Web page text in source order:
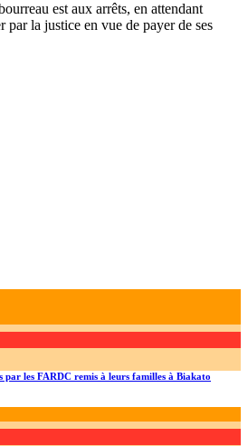
est aux arrêts, en attendant
par la justice en vue de payer de ses
par les FARDC remis à leurs familles à Biakato